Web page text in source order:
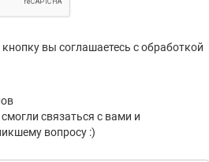
вы соглашаетесь с обработкой
связаться с вами и
вопросу :)